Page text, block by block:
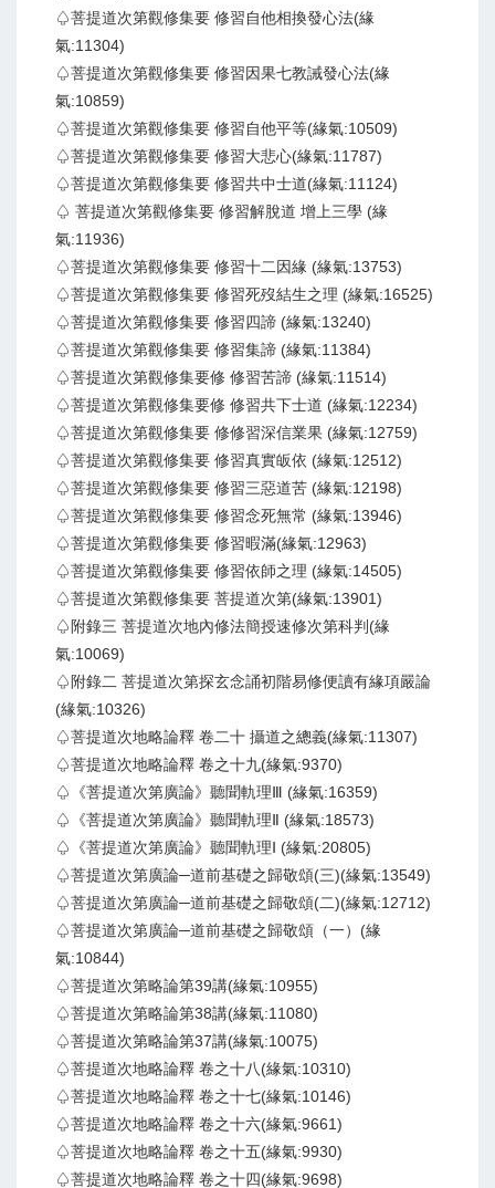
♤菩提道次第觀修集要 修習自他相換發心法(緣
氣:11304)
♤菩提道次第觀修集要 修習因果七教誡發心法(緣
氣:10859)
♤菩提道次第觀修集要 修習自他平等(緣氣:10509)
♤菩提道次第觀修集要 修習大悲心(緣氣:11787)
♤菩提道次第觀修集要 修習共中士道(緣氣:11124)
♤ 菩提道次第觀修集要 修習解脫道 增上三學 (緣
氣:11936)
♤菩提道次第觀修集要 修習十二因緣 (緣氣:13753)
♤菩提道次第觀修集要 修習死歿結生之理 (緣氣:16525)
♤菩提道次第觀修集要 修習四諦 (緣氣:13240)
♤菩提道次第觀修集要 修習集諦 (緣氣:11384)
♤菩提道次第觀修集要修 修習苦諦 (緣氣:11514)
♤菩提道次第觀修集要修 修習共下士道 (緣氣:12234)
♤菩提道次第觀修集要 修修習深信業果 (緣氣:12759)
♤菩提道次第觀修集要 修習真實皈依 (緣氣:12512)
♤菩提道次第觀修集要 修習三惡道苦 (緣氣:12198)
♤菩提道次第觀修集要 修習念死無常 (緣氣:13946)
♤菩提道次第觀修集要 修習暇滿(緣氣:12963)
♤菩提道次第觀修集要 修習依師之理 (緣氣:14505)
♤菩提道次第觀修集要 菩提道次第(緣氣:13901)
♤附錄三 菩提道次地內修法簡授速修次第科判(緣
氣:10069)
♤附錄二 菩提道次第探玄念誦初階易修便讀有緣項嚴論
(緣氣:10326)
♤菩提道次地略論釋 卷二十 攝道之總義(緣氣:11307)
♤菩提道次地略論釋 卷之十九(緣氣:9370)
♤《菩提道次第廣論》聽聞軌理Ⅲ (緣氣:16359)
♤《菩提道次第廣論》聽聞軌理Ⅱ (緣氣:18573)
♤《菩提道次第廣論》聽聞軌理Ⅰ (緣氣:20805)
♤菩提道次第廣論─道前基礎之歸敬頌(三)(緣氣:13549)
♤菩提道次第廣論─道前基礎之歸敬頌(二)(緣氣:12712)
♤菩提道次第廣論─道前基礎之歸敬頌（一）(緣
氣:10844)
♤菩提道次第略論第39講(緣氣:10955)
♤菩提道次第略論第38講(緣氣:11080)
♤菩提道次第略論第37講(緣氣:10075)
♤菩提道次地略論釋 卷之十八(緣氣:10310)
♤菩提道次地略論釋 卷之十七(緣氣:10146)
♤菩提道次地略論釋 卷之十六(緣氣:9661)
♤菩提道次地略論釋 卷之十五(緣氣:9930)
♤菩提道次地略論釋 卷之十四(緣氣:9698)